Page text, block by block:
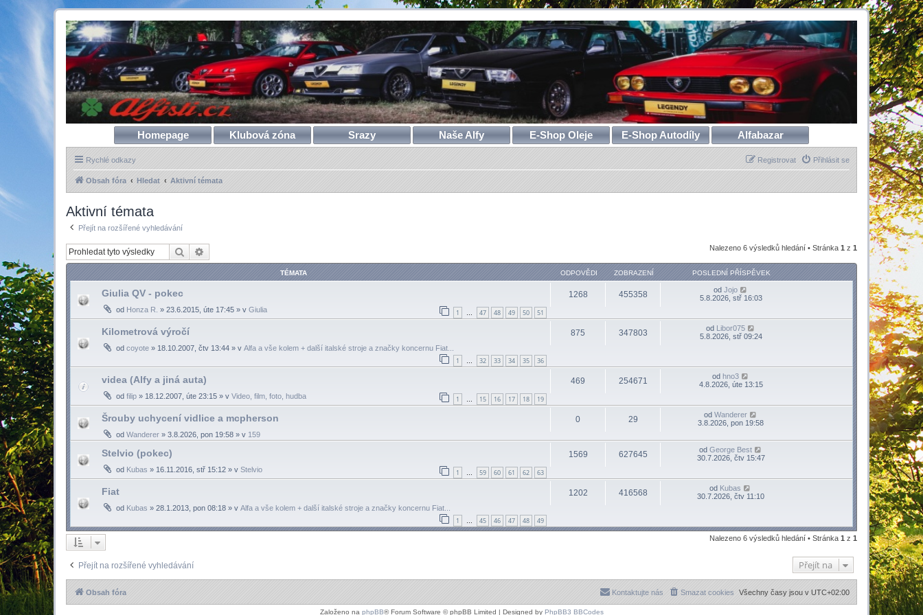
Homepage Klubová zóna Srazy Naše Alfy E-Shop Oleje E-Shop Autodíly Alfabazar
Rychlé odkazy Přihlásit se
Registrovat
Obsah fóra Hledat Aktivní témata
Aktivní témata
Přejít na rozšířené vyhledávání
Hledat Nalezeno 6 výsledků hledání • Stránka 1 z 1
TÉMATA ODPOVĚDI ZOBRAZENÍ POSLEDNÍ PŘÍSPĚVEK
Giulia QV - pokec
od Honza R. » 23.6.2015, úte 17:45 » v Giulia 1 … 47 48 49 50 51
1268 455358 od Jojo
5.8.2026, stř 16:03
Kilometrová výročí
od coyote » 18.10.2007, čtv 13:44 » v Alfa a vše kolem + další italské stroje a značky koncernu Fiat...
1 … 32 33 34 35 36
875 347803 od Libor075
5.8.2026, stř 09:24
videa (Alfy a jiná auta)
od filip » 18.12.2007, úte 23:15 » v Video, film, foto, hudba 1 … 15 16 17 18 19
469 254671 od hno3
4.8.2026, úte 13:15
Šrouby uchycení vidlice a mcpherson
od Wanderer » 3.8.2026, pon 19:58 » v 159
0 29 od Wanderer
3.8.2026, pon 19:58
Stelvio (pokec)
od Kubas » 16.11.2016, stř 15:12 » v Stelvio 1 … 59 60 61 62 63
1569 627645 od George Best
30.7.2026, čtv 15:47
Fiat
od Kubas » 28.1.2013, pon 08:18 » v Alfa a vše kolem + další italské stroje a značky koncernu Fiat...
1 … 45 46 47 48 49
1202 416568 od Kubas
30.7.2026, čtv 11:10
Nalezeno 6 výsledků hledání • Stránka 1 z 1
Přejít na rozšířené vyhledávání Přejít na
Obsah fóra Všechny časy jsou v UTC+02:00
Smazat cookies
Kontaktujte nás
Založeno na phpBB® Forum Software © phpBB Limited | Designed by PhpBB3 BBCodes